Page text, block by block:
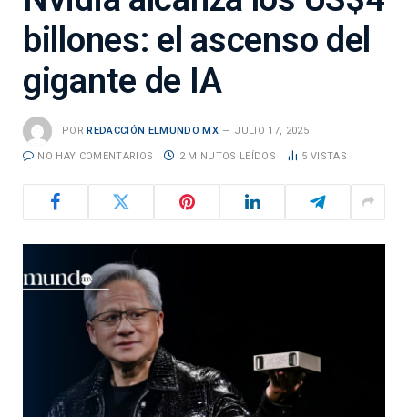
billones: el ascenso del
gigante de IA
POR REDACCIÓN ELMUNDO MX JULIO 17, 2025
NO HAY COMENTARIOS 2 MINUTOS LEÍDOS 5 VISTAS